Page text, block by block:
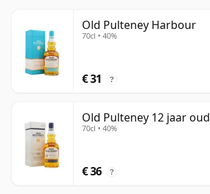
Old Pulteney Harbour
70cl • 40%
€ 31 ?
Old Pulteney 12 jaar oud
70cl • 40%
€ 36 ?